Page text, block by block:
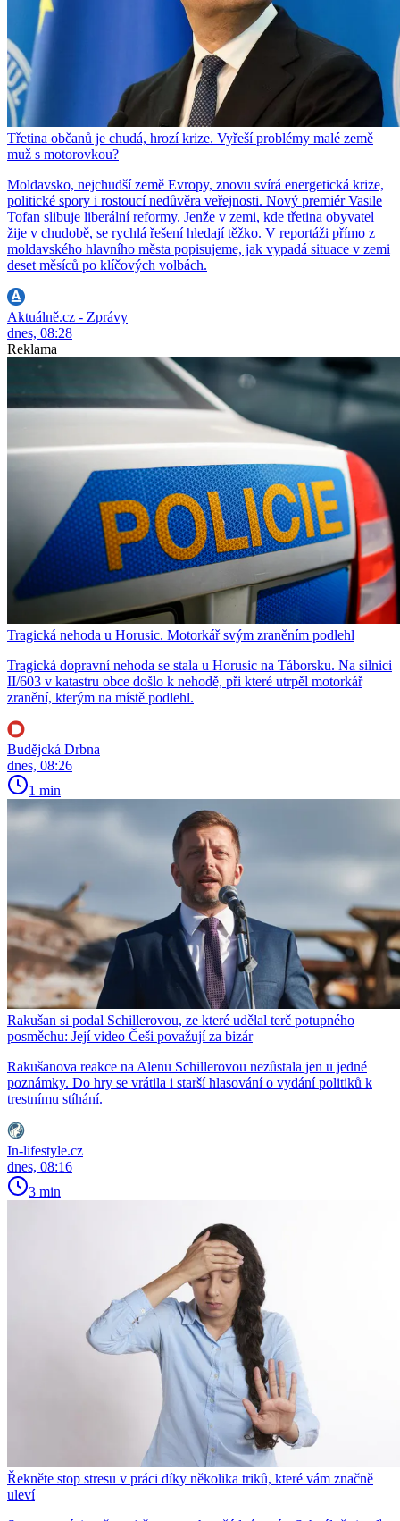
Třetina občanů je chudá, hrozí krize. Vyřeší problémy malé země
muž s motorovkou?
Moldavsko, nejchudší země Evropy, znovu svírá energetická krize,
politické spory i rostoucí nedůvěra veřejnosti. Nový premiér Vasile
Tofan slibuje liberální reformy. Jenže v zemi, kde třetina obyvatel
žije v chudobě, se rychlá řešení hledají těžko. V reportáži přímo z
moldavského hlavního města popisujeme, jak vypadá situace v zemi
deset měsíců po klíčových volbách.
Aktuálně.cz - Zprávy
dnes, 08:28
Reklama
Tragická nehoda u Horusic. Motorkář svým zraněním podlehl
Tragická dopravní nehoda se stala u Horusic na Táborsku. Na silnici
II/603 v katastru obce došlo k nehodě, při které utrpěl motorkář
zranění, kterým na místě podlehl.
Budějcká Drbna
dnes, 08:26
1 min
Rakušan si podal Schillerovou, ze které udělal terč potupného
posměchu: Její video Češi považují za bizár
Rakušanova reakce na Alenu Schillerovou nezůstala jen u jedné
poznámky. Do hry se vrátila i starší hlasování o vydání politiků k
trestnímu stíhání.
In-lifestyle.cz
dnes, 08:16
3 min
Řekněte stop stresu v práci díky několika triků, které vám značně
uleví